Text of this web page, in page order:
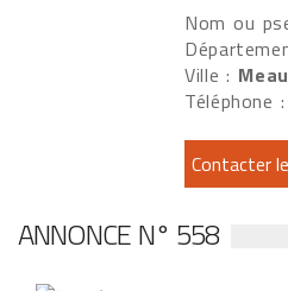
Nom ou
Ville :
Téléphone :
ANNONCE N° 558